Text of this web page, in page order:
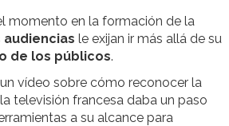
momento en la formación de la
audiencias le exijan ir más allá de su
de los públicos.
vídeo sobre cómo reconocer la
televisión francesa daba un paso
a su alcance para